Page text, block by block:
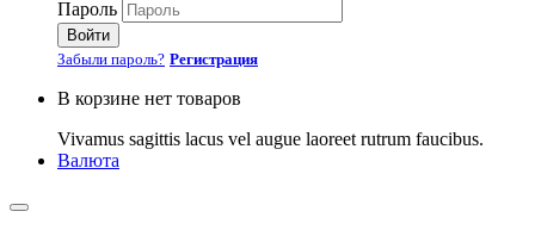
Пароль
Войти
Забыли пароль? Регистрация
В корзине нет товаров
Vivamus sagittis lacus vel augue laoreet rutrum faucibus.
Валюта